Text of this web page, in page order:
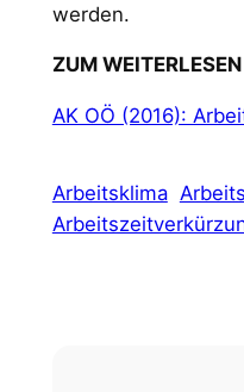
werden.
ZUM WEITERLESEN
AK OÖ (2016):
Arbeitsklima